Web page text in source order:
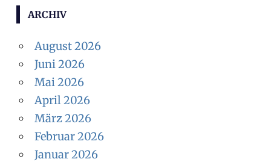
c
h
e
n
n
a
c
h
:
ARCHIV
August 2026
Juni 2026
Mai 2026
April 2026
März 2026
Februar 2026
Januar 2026